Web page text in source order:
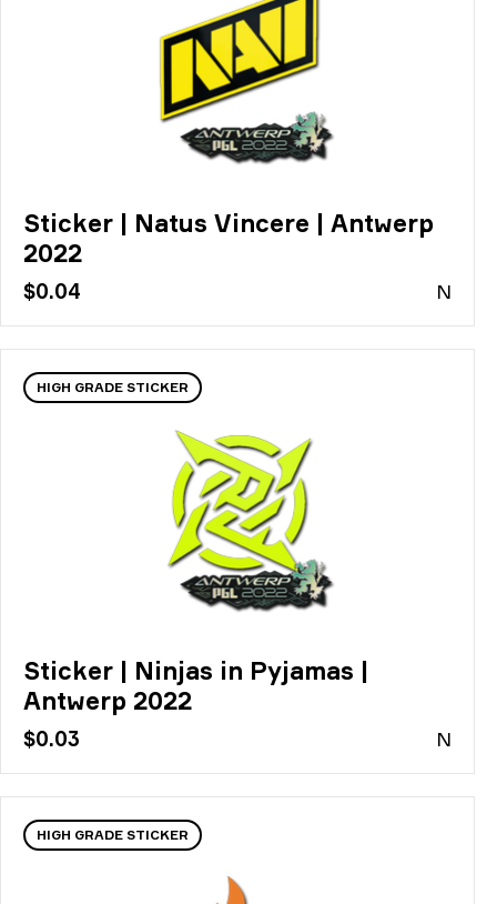
Sticker | Natus Vincere | Antwerp
2022
$0.04 N
HIGH GRADE STICKER
Sticker | Ninjas in Pyjamas |
Antwerp 2022
$0.03 N
HIGH GRADE STICKER